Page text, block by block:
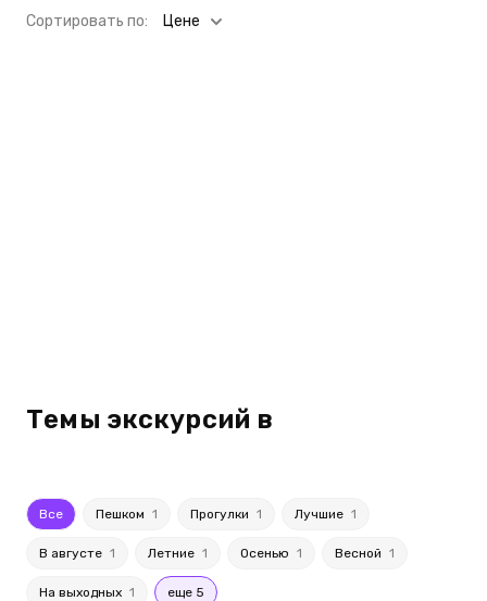
Cортировать по: Цене
Темы экскурсий в
Все Пешком 1 Прогулки 1 Лучшие 1
В августе 1 Летние 1 Осенью 1 Весной 1
На выходных 1 еще 5